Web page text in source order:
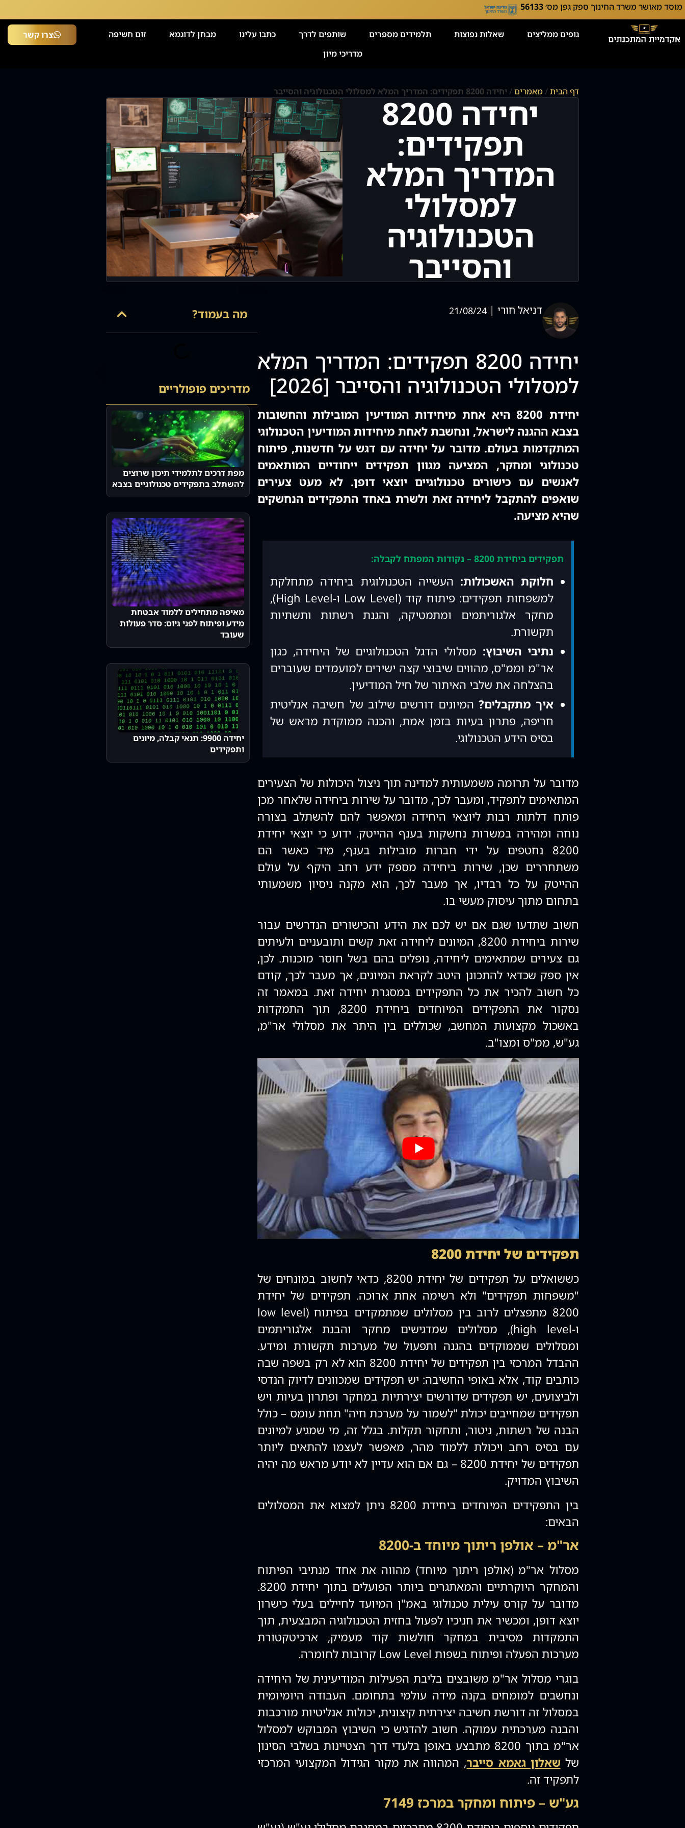
מוסד מאושר משרד החינוך ספק גפן מס׳56133
גופים ממליצים שאלות נפוצות תלמידים מספרים שותפים לדרך כתבו עלינו מבחן לדוגמא
זום חשיפה
מדריכי מיון
צרו קשר
דף הבית/מאמרים/ יחידה 8200 תפקידים: המדריך המלא למסלולי הטכנולוגיה והסייבר
יחידה 8200
תפקידים:
המדריך המלא
למסלולי
הטכנולוגיה
והסייבר
דניאל חורי |21/08/24
יחידה 8200 תפקידים: המדריך המלא
למסלולי הטכנולוגיה והסייבר [2026]
יחידת 8200 היא אחת מיחידות המודיעין המובילות והחשובות
בצבא ההגנה לישראל, ונחשבת לאחת מיחידות המודיעין הטכנולוגי
המתקדמות בעולם. מדובר על יחידה עם דגש על חדשנות, פיתוח
טכנולוגי ומחקר, המציעה מגוון תפקידים ייחודיים המותאמים
לאנשים עם כישורים טכנולוגיים יוצאי דופן. לא מעט צעירים
שואפים להתקבל ליחידה זאת ולשרת באחד התפקידים הנחשקים
שהיא מציעה.
תפקידים ביחידת 8200 – נקודות המפתח לקבלה:
חלוקת האשכולות: העשייה הטכנולוגית ביחידה מתחלקת
למשפחות תפקידים: פיתוח קוד (Low Level ו-High Level),
מחקר אלגוריתמים ומתמטיקה, והגנת רשתות ותשתיות
תקשורת.
נתיבי השיבוץ: מסלולי הדגל הטכנולוגיים של היחידה, כגון
אר"מ וממ"ס, מהווים שיבוצי קצה ישירים למועמדים שעוברים
בהצלחה את שלבי האיתור של חיל המודיעין.
איך מתקבלים?המיונים דורשים שילוב של חשיבה אנליטית
חריפה, פתרון בעיות בזמן אמת, והכנה ממוקדת מראש של
בסיס הידע הטכנולוגי.
מדובר על תרומה משמעותית למדינה תוך ניצול היכולות של הצעירים
המתאימים לתפקיד, ומעבר לכך, מדובר על שירות ביחידה שלאחר מכן
פותח דלתות רבות ליוצאי היחידה ומאפשר להם להשתלב בצורה
נוחה ומהירה במשרות נחשקות בענף ההייטק. ידוע כי יוצאי יחידת
8200 נחטפים על ידי חברות מובילות בענף, מיד כאשר הם
משתחררים שכן, שירות ביחידה מספק ידע רחב היקף על עולם
ההייטק על כל רבדיו, אך מעבר לכך, הוא מקנה ניסיון משמעותי
בתחום מתוך עיסוק מעשי בו.
חשוב שתדעו שגם אם יש לכם את הידע והכישורים הנדרשים עבור
שירות ביחידת 8200, המיונים ליחידה זאת קשים ותובעניים ולעיתים
גם צעירים שמתאימים ליחידה, נופלים בהם בשל חוסר מוכנות. לכן,
אין ספק שכדאי להתכונן היטב לקראת המיונים, אך מעבר לכך, קודם
כל חשוב להכיר את כל התפקידים במסגרת יחידה זאת. במאמר זה
נסקור את התפקידים המיוחדים ביחידת 8200, תוך התמקדות
באשכול מקצועות המחשב, שכוללים בין היתר את מסלולי אר"מ,
גע"ש, ממ"ס ומצו"ב.
תפקידים של יחידת 8200
כששואלים על תפקידים של יחידת 8200, כדאי לחשוב במונחים של
"משפחות תפקידים" ולא רשימה אחת ארוכה. תפקידים של יחידת
8200 מתפצלים לרוב בין מסלולים שמתמקדים בפיתוח (low level
ו‑high level), מסלולים שמדגישים מחקר והבנת אלגוריתמים
ומסלולים שממוקדים בהגנה ותפעול של מערכות תקשורת ומידע.
ההבדל המרכזי בין תפקידים של יחידת 8200 הוא לא רק בשפה שבה
כותבים קוד, אלא באופי החשיבה: יש תפקידים שמכוונים לדיוק הנדסי
ולביצועים, יש תפקידים שדורשים יצירתיות במחקר ופתרון בעיות ויש
תפקידים שמחייבים יכולת "לשמור על מערכת חיה" תחת עומס – כולל
הבנה של רשתות, ניטור, ותחקור תקלות. בגלל זה, מי שמגיע למיונים
עם בסיס רחב ויכולת ללמוד מהר, מאפשר לעצמו להתאים ליותר
תפקידים של יחידת 8200 – גם אם הוא עדיין לא יודע מראש מה יהיה
השיבוץ המדויק.
בין התפקידים המיוחדים ביחידת 8200 ניתן למצוא את המסלולים
הבאים:
אר"מ – אולפן ריתוך מיוחד ב-8200
מסלול אר"מ (אולפן ריתוך מיוחד) מהווה את אחד מנתיבי הפיתוח
והמחקר היוקרתיים והמאתגרים ביותר הפועלים בתוך יחידת 8200.
מדובר על קורס עילית טכנולוגי באמ"ן המיועד לחיילים בעלי כישרון
יוצא דופן, ומכשיר את חניכיו לפעול בחזית הטכנולוגיה המבצעית, תוך
התמקדות מסיבית במחקר חולשות קוד מעמיק, ארכיטקטורת
מערכות הפעלה ופיתוח בשפות Low Level קרובות לחומרה.
בוגרי מסלול אר"מ משובצים בליבת הפעילות המודיעינית של היחידה
ונחשבים למומחים בקנה מידה עולמי בתחומם. העבודה היומיומית
במסלול זה דורשת חשיבה יצירתית קיצונית, יכולות אנליטיות מורכבות
והבנה מערכתית עמוקה. חשוב להדגיש כי השיבוץ המבוקש למסלול
אר"מ בתוך 8200 מתבצע באופן בלעדי דרך הצטיינות בשלבי הסינון
של שאלון גאמא סייבר, המהווה את מקור הגידול המקצועי המרכזי
לתפקיד זה.
גע"ש – פיתוח ומחקר במרכז 7149
מה בעמוד?
מדריכים פופולריים
מפת דרכים לתלמידי תיכון שרוצים
להשתלב בתפקידים טכנולוגיים בצבא
מאיפה מתחילים ללמוד אבטחת
מידע ופיתוח לפני גיוס: סדר פעולות
שעובד
יחידה 9900: תנאי קבלה, מיונים
ותפקידים